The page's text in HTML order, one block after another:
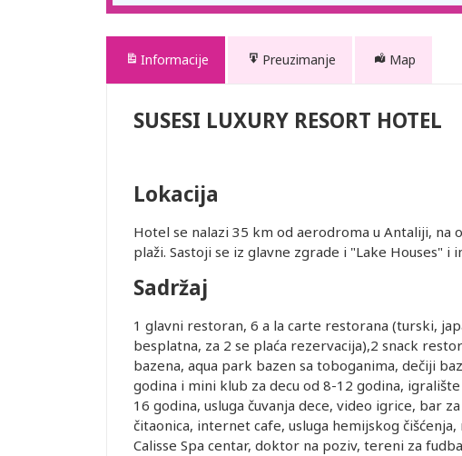
Informacije Preuzimanje Map
SUSESI LUXURY RESORT HOTEL
Lokacija
Hotel se nalazi 35 km od aerodroma u Antaliji, na
plaži. Sastoji se iz glavne zgrade i "Lake Houses"
Sadržaj
1 glavni restoran, 6 a la carte restorana (turski,
besplatna, za 2 se plaća rezervacija),2 snack
bazena, aqua park bazen sa toboganima, dečiji
godina i mini klub za decu od 8-12 godina,
16 godina, usluga čuvanja dece, video igrice, bar
čitaonica, internet cafe, usluga hemijskog
Calisse Spa centar, doktor na poziv, tereni za